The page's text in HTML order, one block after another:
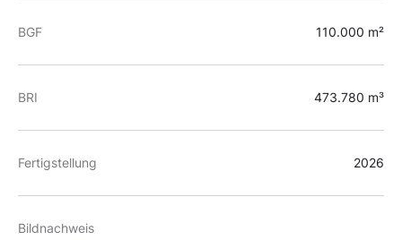
BGF 110.000 m²
BRI 473.780 m³
Fertigstellung 2026
Bildnachweis